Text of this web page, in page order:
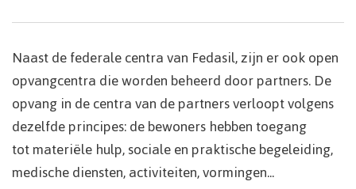
Naast de federale centra van Fedasil, zijn er ook open
opvangcentra die worden beheerd door partners. De
opvang in de centra van de partners verloopt volgens
dezelfde principes: de bewoners hebben toegang
tot materiële hulp, sociale en praktische begeleiding,
medische diensten, activiteiten, vormingen...